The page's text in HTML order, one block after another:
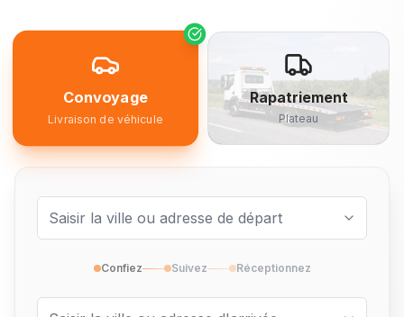
Convoyage
Livraison de véhicule
Rapatriement
Plateau
Confiez Suivez Réceptionnez